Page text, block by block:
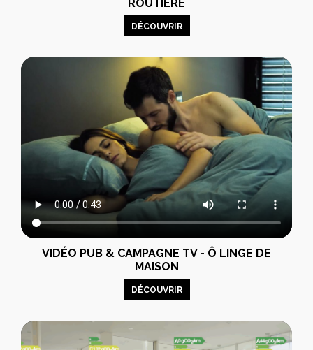
ROUTIÈRE
DÉCOUVRIR
VIDÉO PUB & CAMPAGNE TV - Ô LINGE DE
MAISON
DÉCOUVRIR